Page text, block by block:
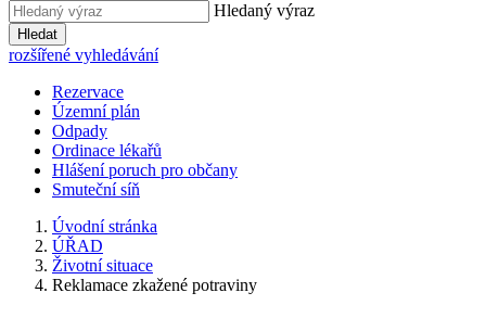
Hledaný výraz
Hledat
rozšířené vyhledávání
Rezervace
Územní plán
Odpady
Ordinace lékařů
Hlášení poruch pro občany
Smuteční síň
Úvodní stránka
ÚŘAD
Životní situace
Reklamace zkažené potraviny